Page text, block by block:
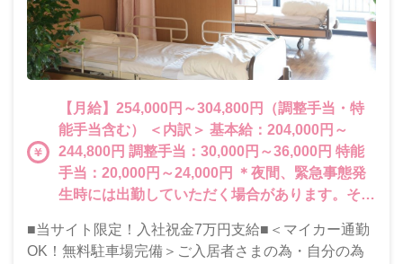
【月給】254,000円～304,800円（調整手当・特
能手当含む） ＜内訳＞ 基本給：204,000円～
244,800円 調整手当：30,000円～36,000円 特能
手当：20,000円～24,000円 ＊夜間、緊急事態発
生時には出勤していただく場合があります。その
■当サイト限定！入社祝金7万円支給■＜マイカー通勤
OK！無料駐車場完備＞ご入居者さまの為・自分の為